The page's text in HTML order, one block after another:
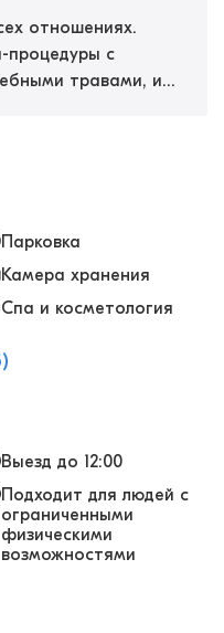
отношениях.
процедуры с
травами, и
также на спа-
выбор и делают
Парковка
Камера хранения
Спа и косметология
Выезд до 12:00
Подходит для людей с
ограниченными
физическими
возможностями